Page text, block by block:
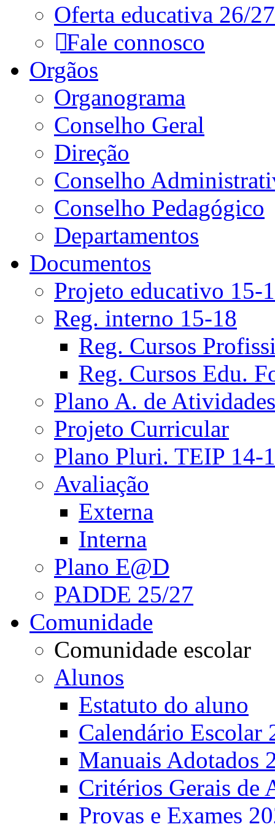
Oferta educativa 26/27
Fale connosco
Orgãos
Organograma
Conselho Geral
Direção
Conselho
Conselho Pedagógico
Departamentos
Documentos
Projeto educativo 15-
Reg. interno 15-18
Reg. Cursos
Reg. Cursos Edu.
Plano A. de Atividades
Projeto Curricular
Plano Pluri. TEIP 14-
Avaliação
Externa
Interna
Plano E@D
PADDE 25/27
Comunidade
Comunidade escolar
Alunos
Estatuto do aluno
Calendário Escolar
Manuais Adotados
Critérios Gerais de
Provas e Exames